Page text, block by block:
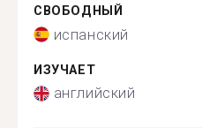
СВОБОДНЫЙ
испанский
ИЗУЧАЕТ
английский